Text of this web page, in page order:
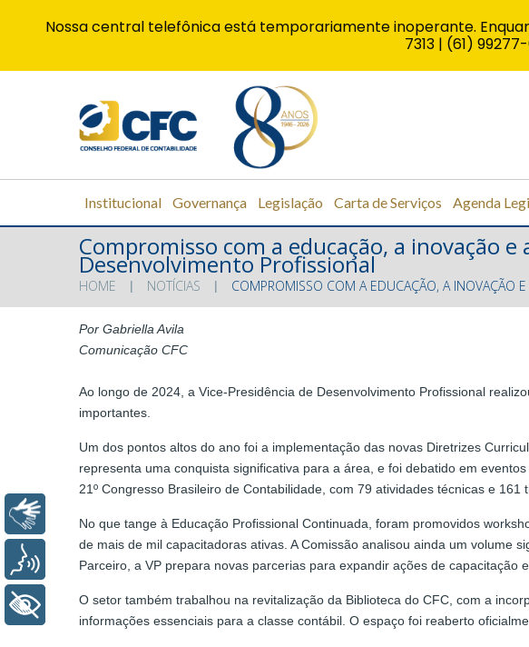
Institucional Governança Legislação Carta de Serviços Agenda
Compromisso com a educação, a inovação
Desenvolvimento Profissional
HOME NOTÍCIAS COMPROMISSO COM A EDUCAÇÃO, A INOVAÇÃO
Por Gabriella Avila
Comunicação CFC
Ao longo de 2024, a Vice-Presidência de Desenvolvimento Profissional
importantes.
Um dos pontos altos do ano foi a implementação das novas Diretrizes
representa uma conquista significativa para a área, e foi debatido em
21º Congresso Brasileiro de Contabilidade, com 79 atividades técnicas e 161
No que tange à Educação Profissional Continuada, foram promovidos
de mais de mil capacitadoras ativas. A Comissão analisou ainda um volume
Parceiro, a VP prepara novas parcerias para expandir ações de capacitação
O setor também trabalhou na revitalização da Biblioteca do CFC, com a
informações essenciais para a classe contábil. O espaço foi reaberto
Nossa central telefônica está temporariamente inoperante.
7313 | (61)
Voz
+ Acessibilidade